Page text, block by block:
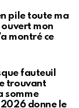
pile toute ma
ouvert mon
montré ce
fauteuil
trouvant
somme
2026 donne le